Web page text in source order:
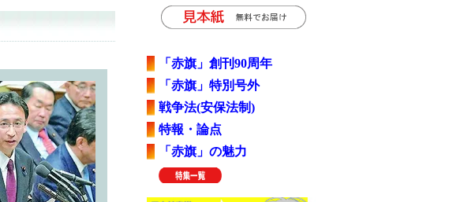
「赤旗」創刊90周年
「赤旗」特別号外
戦争法(安保法制)
特報・論点
「赤旗」の魅力